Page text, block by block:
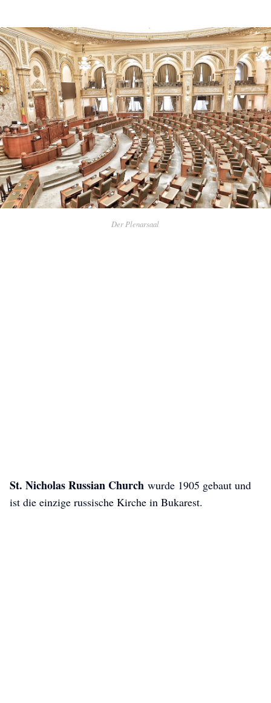
Der Plenarsaal
St. Nicholas Russian Church wurde 1905 gebaut und
ist die einzige russische Kirche in Bukarest.